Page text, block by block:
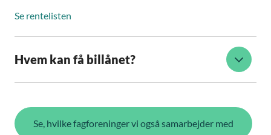
Se rentelisten
Hvem kan få billånet?
Se, hvilke fagforeninger vi også samarbejder med